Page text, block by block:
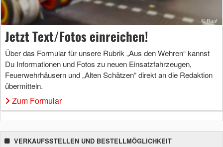
Jetzt Text/Fotos einreichen!
Über das Formular für unsere Rubrik „Aus den Wehren“ kannst
Du Informationen und Fotos zu neuen Einsatzfahrzeugen,
Feuerwehrhäusern und „Alten Schätzen“ direkt an die Redaktion
übermitteln.
Zum Formular
VERKAUFSSTELLEN UND BESTELLMÖGLICHKEIT